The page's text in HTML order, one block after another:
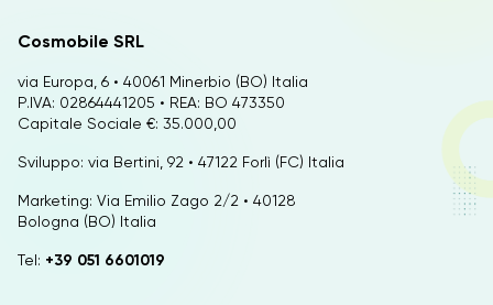
Cosmobile SRL
via Europa, 6 • 40061 Minerbio (BO) Italia
P.IVA: 02864441205 • REA: BO 473350
Capitale Sociale €: 35.000,00
Sviluppo: via Bertini, 92 • 47122 Forlì (FC) Italia
Marketing: Via Emilio Zago 2/2 • 40128
Bologna (BO) Italia
Tel: +39 051 6601019